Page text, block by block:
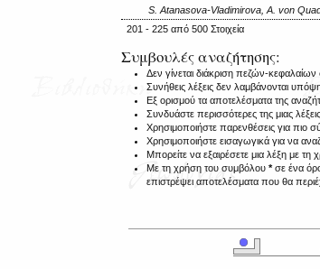
S. Atanasova-Vladimirova, A. von
201 - 225 από 500 Στοιχεία
Συμβουλές αναζήτησης:
Δεν γίνεται διάκριση πεζών-
Συνήθεις λέξεις δεν λαμβάνονται
Εξ ορισμού τα αποτελέσματα της
Συνδυάστε περισσότερες της μιας
Χρησιμοποιήστε παρενθέσεις για πιο
Χρησιμοποιήστε εισαγωγικά για να
Μπορείτε να εξαιρέσετε μια λέξη με
Με τη χρήση του συμβόλου*σε ένα
επιστρέψει αποτελέσματα που θα